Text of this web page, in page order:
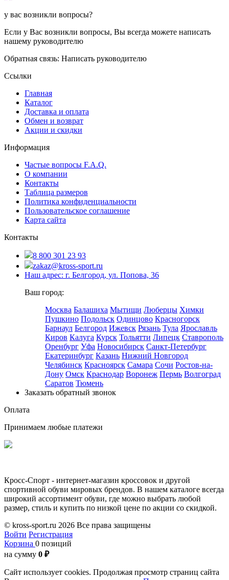
у вас возникли вопросы?
Если у Вас возникли вопросы, Вы всегда можете написать
нашему руководителю
Обратная связь: Написать руководителю
Ссылки
Главная
Каталог
Доставка и оплата
Обмен и возврат
Акции и скидки
Информация
Частые вопросы F.A.Q.
О компании
Контакты
Таблица размеров
Политика конфиденциальности
Пользовательское соглашение
Карта сайта
Контакты
8 800 301 23 93
zakaz@kross-sport.ru
Наш адрес: г. Белгород, ул. Попова, 36
Ваш город:
Москва Балашиха Мытищи Люберцы Химки
Пушкино Подольск Одинцово Красногорск
Барнаул Белгород Ижевск Рязань Тула Ярославль
Киров Калуга Курск Тольятти Липецк Ставрополь
Оренбург Уфа Новосибирск Санкт-Петербург
Екатеринбург Казань Нижний Новгород
Челябинск Красноярск Самара Сочи Ростов-на-
Дону Омск Краснодар Воронеж Пермь Волгоград
Саратов Тюмень
Заказать обратный звонок
Оплата
Принимаем любые платежи
Кросс-Спорт - интернет-магазин кроссовок и другой
спортивной обуви мировых брендов. В нашем каталоге всегда
широкий ассортимент обуви, где можно выбрать любой
размер, стиль и купить по низкой цене по акции со скидкой.
© kross-sport.ru 2026 Все права защищены
Войти Регистрация
Корзина 0 позиций
на сумму 0 ₽
Сайт использует cookies. Продолжая просмотр страниц сайта